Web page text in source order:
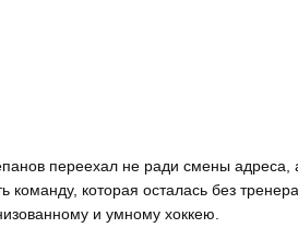
переехал не ради смены адреса,
команду, которая осталась без
и умному хоккею.